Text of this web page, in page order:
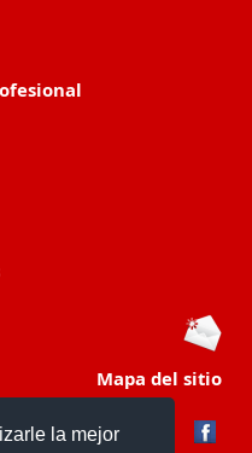
la mejor
Mapa del sitio